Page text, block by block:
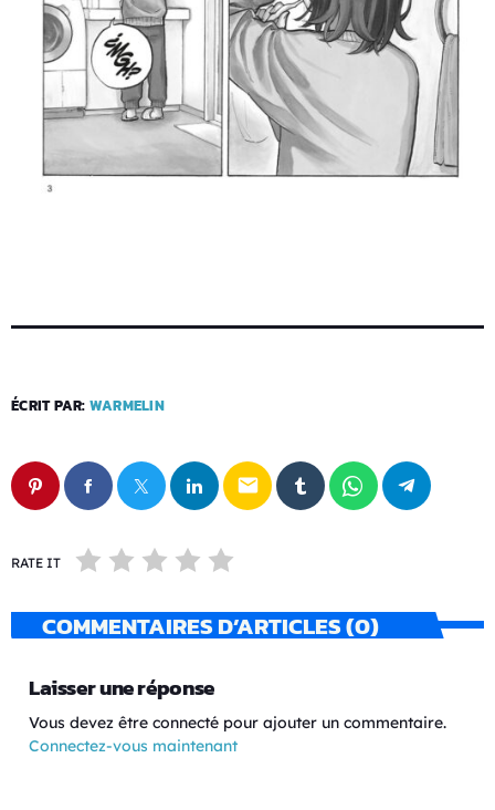
ÉCRIT PAR: WARMELIN
email
RATE IT
COMMENTAIRES D’ARTICLES (0)
Laisser une réponse
Vous devez être connecté pour ajouter un commentaire.
Connectez-vous maintenant